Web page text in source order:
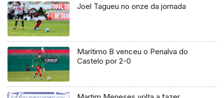
Joel Tagueu no onze da jornada
Marítimo B venceu o Penalva do
Castelo por 2-0